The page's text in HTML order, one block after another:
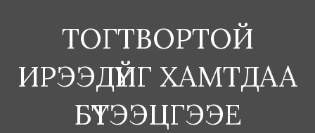
ТОГТВОРТОЙ
ИРЭЭДҮЙГ ХАМТДАА
БҮТЭЭЦГЭЭЕ